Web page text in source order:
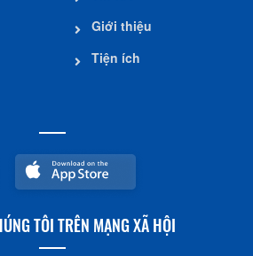
Giới thiệu
Tiện ích
TÔI TRÊN MẠNG XÃ HỘI